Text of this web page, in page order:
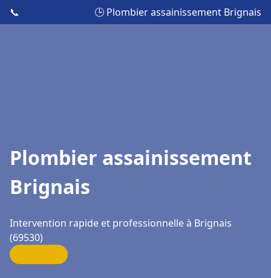
📞 🕒 Plombier assainissement Brignais
Plombier assainissement
Brignais
Intervention rapide et professionnelle à Brignais
(69530)